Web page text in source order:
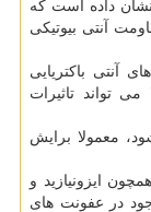
داده است كه
آنتی بیوتیكی
آنتی باكتریایی
تواند تاثیرات
معمولا برایش
آنتی بیوتیك همچون ایزونیازید و
در عفونت های